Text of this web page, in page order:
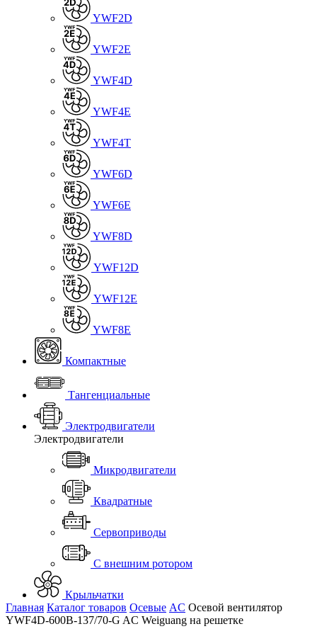
YWF2D
YWF2E
YWF4D
YWF4E
YWF4T
YWF6D
YWF6E
YWF8D
YWF12D
YWF12E
YWF8E
Компактные
Тангенциальные
Электродвигатели
Электродвигатели
Микродвигатели
Квадратные
Сервоприводы
С внешним ротором
Крыльчатки
Главная Каталог товаров Осевые AC Осевой вентилятор
YWF4D-600B-137/70-G AC Weiguang на решетке